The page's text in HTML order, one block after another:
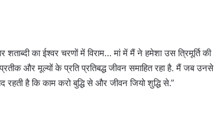
शताब्दी का ईश्वर चरणों में विराम… मां में मैं ने हमेशा उस त्रिमूर्ति की
और मूल्यों के प्रति प्रतिबद्ध जीवन समाहित रहा है. मैं जब उनसे
रहती है कि काम करो बुद्धि से और जीवन जियो शुद्धि से.”